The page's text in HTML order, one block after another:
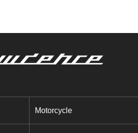
Motorcycle